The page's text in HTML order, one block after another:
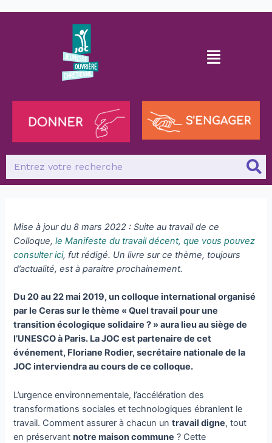
Mise à jour du 8 mars 2022 : Suite au travail de ce
Colloque,le Manifeste du travail décent, que vous pouvez
consulter ici, fut rédigé. Un livre sur ce thème, toujours
d’actualité, est à paraitre prochainement.
Du 20 au 22 mai 2019, un colloque international organisé
par le Ceras sur le thème « Quel travail pour une
transition écologique solidaire ? » aura lieu au siège de
l’UNESCO à Paris. La JOC est partenaire de cet
événement, Floriane Rodier, secrétaire nationale de la
JOC interviendra au cours de ce colloque.
L’urgence environnementale, l’accélération des
transformations sociales et technologiques ébranlent le
travail. Comment assurer à chacun untravail digne, tout
en préservantnotre maison commune ? Cette